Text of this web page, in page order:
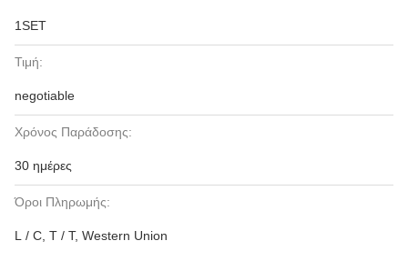
1SET
Τιμή:
negotiable
Χρόνος Παράδοσης:
30 ημέρες
Όροι Πληρωμής:
L / C, T / T, Western Union